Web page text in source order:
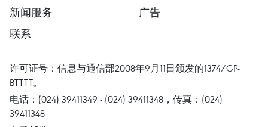
新闻服务
广告
联系
许可证号：信息与通信部2008年9月11日颁发的1374/GP-
BTTTT。
电话：(024) 39411349 - (024) 39411348，传真：(024)
39411348